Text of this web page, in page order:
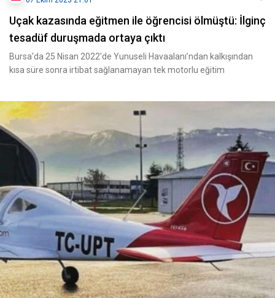
Uçak kazasında eğitmen ile öğrencisi ölmüştü: İlginç
tesadüf duruşmada ortaya çıktı
Bursa'da 25 Nisan 2022'de Yunuseli Havaalanı’ndan kalkışından
kısa süre sonra irtibat sağlanamayan tek motorlu eğitim